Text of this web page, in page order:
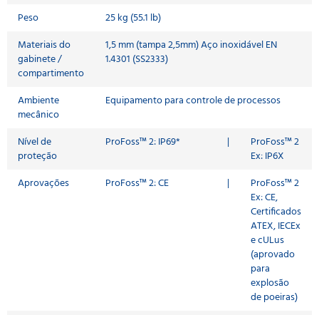
Peso
25 kg (55.1 lb)
Materiais do
gabinete /
compartimento
1,5 mm (tampa 2,5mm) Aço inoxidável EN
1.4301 (SS2333)
Ambiente
mecânico
Equipamento para controle de processos
Nível de
proteção
ProFoss™ 2: IP69* |
ProFoss™ 2
Ex: IP6X
Aprovações
ProFoss™ 2: CE |
ProFoss™ 2
Ex: CE,
Certificados
ATEX, IECEx
e cULus
(aprovado
para
explosão
de poeiras)